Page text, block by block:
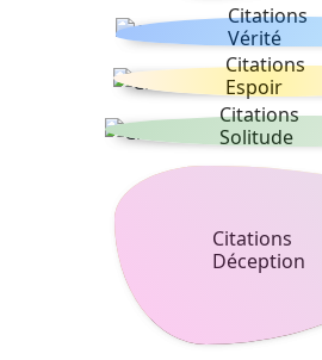
Citations
Vérité
Citations
Espoir
Citations
Solitude
Citations
Déception